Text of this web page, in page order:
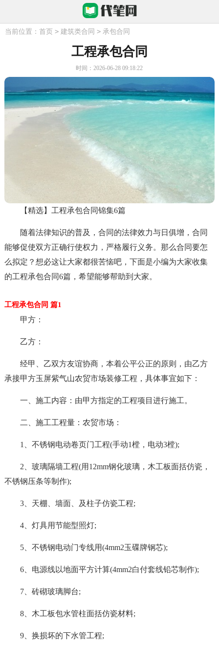
当前位置： 首页 > 建筑类合同 > 承包合同
工程承包合同
时间：2026-06-28 09:18:22
【精选】工程承包合同锦集6篇
随着法律知识的普及，合同的法律效力与日俱增，合同
能够促使双方正确行使权力，严格履行义务。那么合同要怎
么拟定？想必这让大家都很苦恼吧，下面是小编为大家收集
的工程承包合同6篇，希望能够帮助到大家。
工程承包合同 篇1
甲方：
乙方：
经甲、乙双方友谊协商，本着公平公正的原则，由乙方
承接甲方玉屏紫气山农贸市场装修工程，具体事宜如下：
一、施工内容：由甲方指定的工程项目进行施工。
二、施工工程量：农贸市场：
1、不锈钢电动卷页门工程(手动1樘，电动3樘);
2、玻璃隔墙工程(用12mm钢化玻璃，木工板面括仿瓷，
不锈钢压条等制作);
3、天棚、墙面、及柱子仿瓷工程;
4、灯具用节能型照灯;
5、不锈钢电动门专线用(4mm2玉碟牌钢芯);
6、电源线以地面平方计算(4mm2白付套线铅芯制作);
7、砖砌玻璃脚台;
8、木工板包水管柱面括仿瓷材料;
9、换损坏的下水管工程;